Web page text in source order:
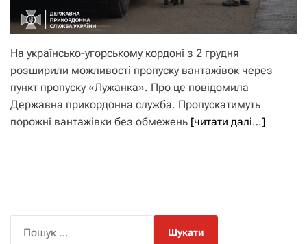
На українсько-угорському кордоні з 2 грудня
розширили можливості пропуску вантажівок через
пункт пропуску «Лужанка». Про це повідомила
Державна прикордонна служба. Пропускатимуть
порожні вантажівки без обмежень [читати далі…]